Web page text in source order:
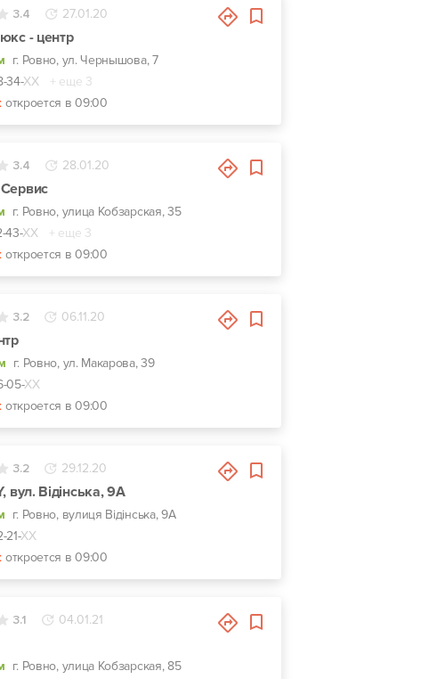
3.4 27.01.20
- центр
г. Ровно, ул. Чернышова, 7
34-ХХ
+ еще 3
откроется в 09:00
3.4 28.01.20
г. Ровно, улица Кобзарская, 35
43-ХХ
+ еще 3
откроется в 09:00
3.2 06.11.20
г. Ровно, ул. Макарова, 39
05-ХХ
откроется в 09:00
3.2 29.12.20
вул. Відінська, 9А
г. Ровно, вулиця Відінська, 9А
21-ХХ
откроется в 09:00
3.1 04.01.21
г. Ровно, улица Кобзарская, 85